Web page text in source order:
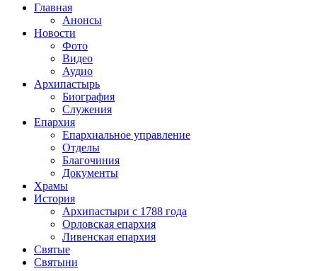
Главная
Анонсы
Новости
Фото
Видео
Аудио
Архипастырь
Биография
Служения
Епархия
Епархиальное управление
Отделы
Благочиния
Документы
Храмы
История
Архипастыри с 1788 года
Орловская епархия
Ливенская епархия
Святые
Святыни